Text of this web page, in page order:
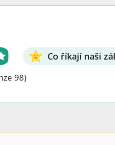
Co říkají naši
98)